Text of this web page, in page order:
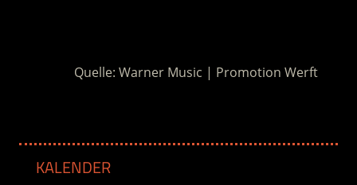
Quelle: Warner Music | Promotion Werft
KALENDER